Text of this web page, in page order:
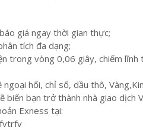
giá ngay thời gian thực;
tích đa dạng;
trong vòng 0,06 giây, chiếm
hối, chỉ số, dầu thô,
biến bạn trở thành nhà giao dịch
Exness tại: